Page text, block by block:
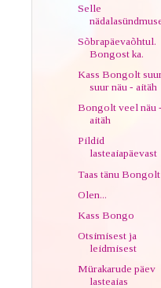
Selle
Sõbrapäevaõhtul.
Bongost ka.
Kass Bongolt
suur näu - aitäh
Bongolt veel näu -
aitäh
Pildid
lasteaiapäevast
Taas tänu Bongolt
Olen...
Kass Bongo
Otsimisest ja
leidmisest
Mürakarude päev
lasteaias